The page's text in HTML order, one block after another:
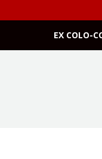
EX COLO-